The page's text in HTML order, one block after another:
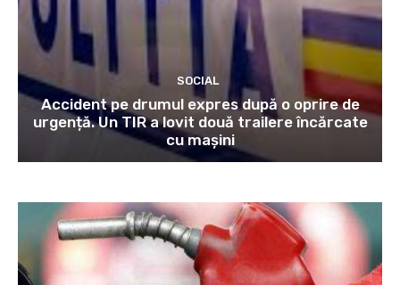
SOCIAL
Accident pe drumul expres după o oprire de
urgență. Un TIR a lovit două trailere încărcate
cu mașini